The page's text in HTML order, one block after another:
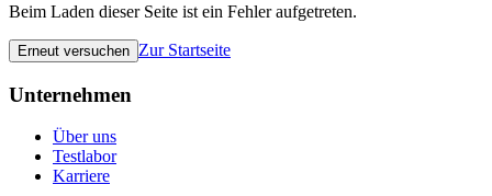
Beim Laden dieser Seite ist ein Fehler aufgetreten.
Erneut versuchen Zur Startseite
Unternehmen
Über uns
Testlabor
Karriere